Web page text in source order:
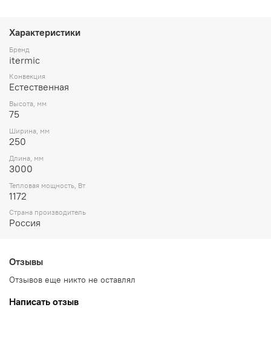
Характеристики
Бренд
itermic
Конвекция
Естественная
Высота, мм
75
Ширина, мм
250
Длина, мм
3000
Тепловая мощность, Вт
1172
Страна производитель
Россия
Отзывы
Отзывов еще никто не оставлял
Написать отзыв